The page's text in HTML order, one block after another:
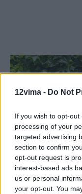
12vima - Do Not
If you wish to opt-
processing of your
targeted advertising
section to confirm
opt-out request is
interest-based ads
us or personal
your opt-out. You